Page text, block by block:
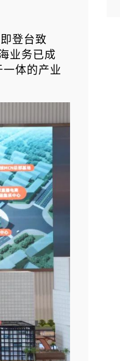
登台致
业务已成
体的产业